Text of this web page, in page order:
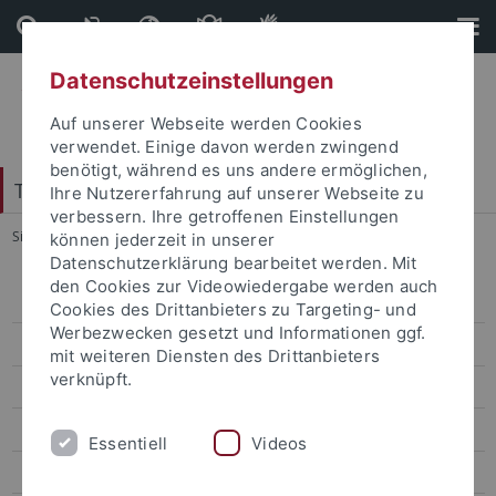
Direkt
zum
Inhalt
Direkt
zur
Fußleiste
Tübinger Forum für Wissenschaftskulturen
Sie sind hier: Startseite ... WESeminare
Studienkolleg 2006/2007
Studienkolleg 2007/2008
Auftaktakademie
Kollegiaten
Datenschutzeinstellungen
Auf unserer Webseite werden Cookies
verwendet. Einige davon werden zwingend
benötigt, während es uns andere ermöglichen,
Ihre Nutzererfahrung auf unserer Webseite zu
verbessern. Ihre getroffenen Einstellungen
können jederzeit in unserer
Datenschutzerklärung bearbeitet werden. Mit
den Cookies zur Videowiedergabe werden auch
Cookies des Drittanbieters zu Targeting- und
Werbezwecken gesetzt und Informationen ggf.
mit weiteren Diensten des Drittanbieters
verknüpft.
Essentiell Videos